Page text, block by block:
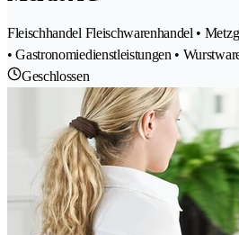
Fleischhandel Fleischwarenhandel •
• Gastronomiedienstleistungen •
Geschlossen